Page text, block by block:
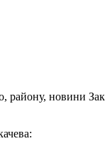
району, новини